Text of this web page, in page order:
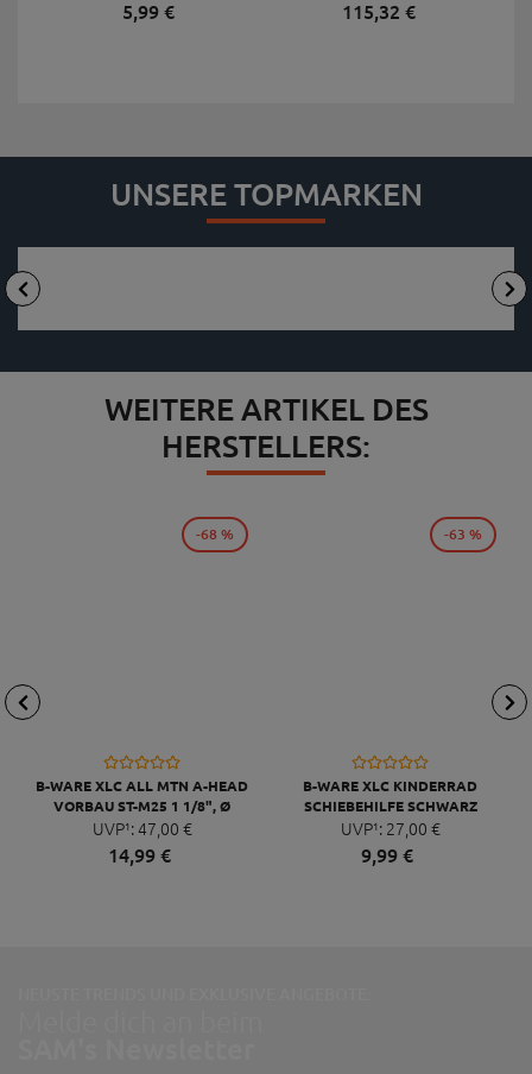
5,99 € 115,32 €
UNSERE TOPMARKEN
WEITERE ARTIKEL DES
HERSTELLERS:
B-WARE XLC ALL MTN A-HEAD
VORBAU ST-M25 1 1/8", Ø
31,8MM, 65MM, 0°
SCHWARZ/GLANZ
UVP¹:47,00 €
14,99 €
-68 %
B-WARE XLC KINDERRAD
SCHIEBEHILFE SCHWARZ
UVP¹: 27,00 €
9,99€
-63 %